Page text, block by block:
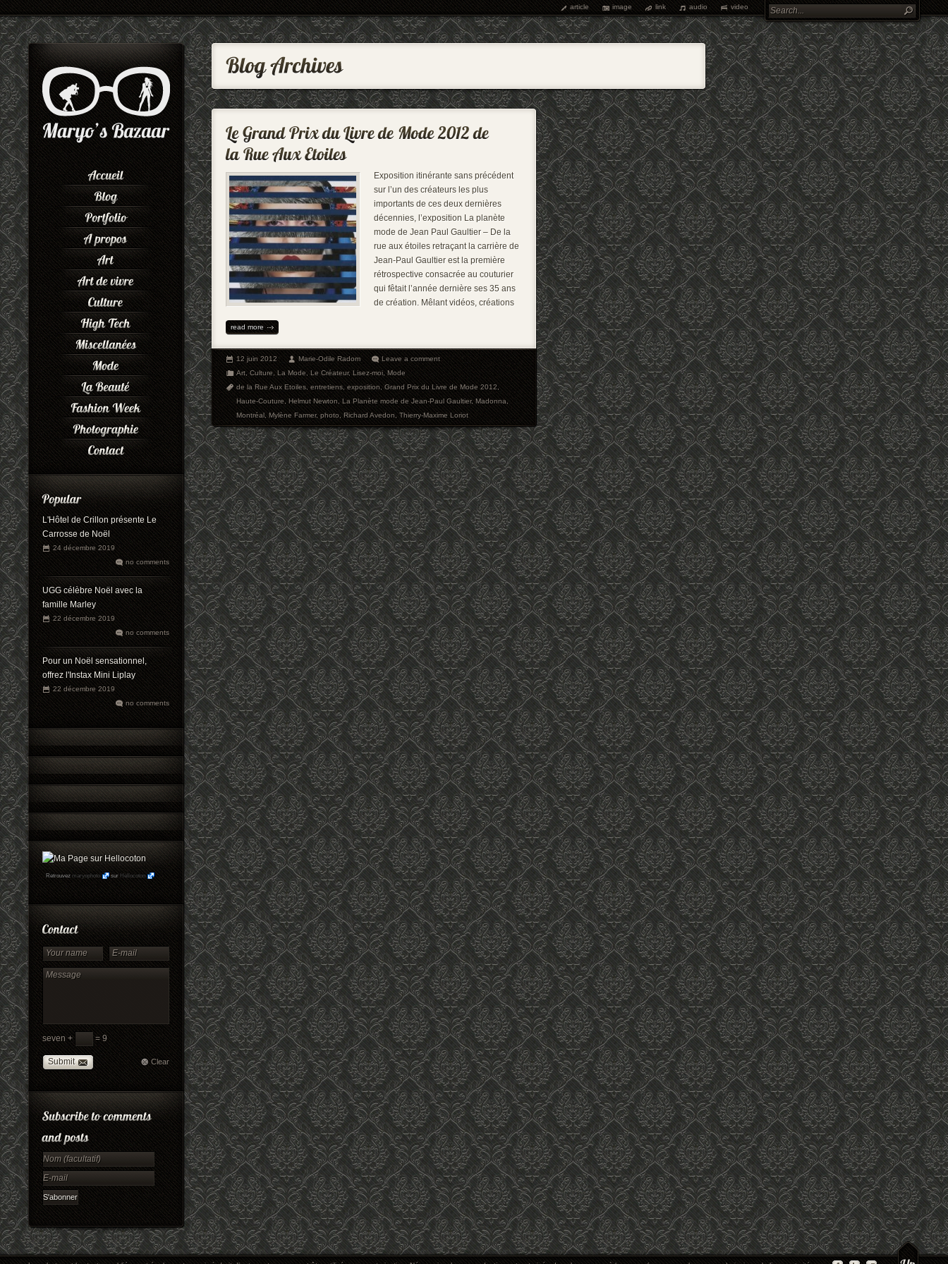
article image link audio video
L'Hôtel de Crillon présente Le
Carrosse de Noël
24 décembre 2019
no comments
UGG célèbre Noël avec la
famille Marley
22 décembre 2019
no comments
Pour un Noël sensationnel,
offrez l'Instax Mini Liplay
22 décembre 2019
no comments
Retrouvez maryophoto sur Hellocoton
seven + = 9
Submit Clear
Exposition itinérante sans précédent
sur l’un des créateurs les plus
importants de ces deux dernières
décennies, l’exposition La planète
mode de Jean Paul Gaultier – De la
rue aux étoiles retraçant la carrière de
Jean-Paul Gaultier est la première
rétrospective consacrée au couturier
qui fêtait l’année dernière ses 35 ans
de création. Mêlant vidéos, créations
read more
12 juin 2012 Marie-Odile Radom
Leave a comment
Art,Culture,La Mode,Le Créateur,Lisez-moi,Mode
de la Rue Aux Etoiles,entretiens,exposition,Grand Prix du Livre de Mode 2012,
Haute-Couture,Helmut Newton,La Planète mode de Jean-Paul Gaultier,Madonna,
Montréal,Mylène Farmer,photo,Richard Avedon,Thierry-Maxime Loriot